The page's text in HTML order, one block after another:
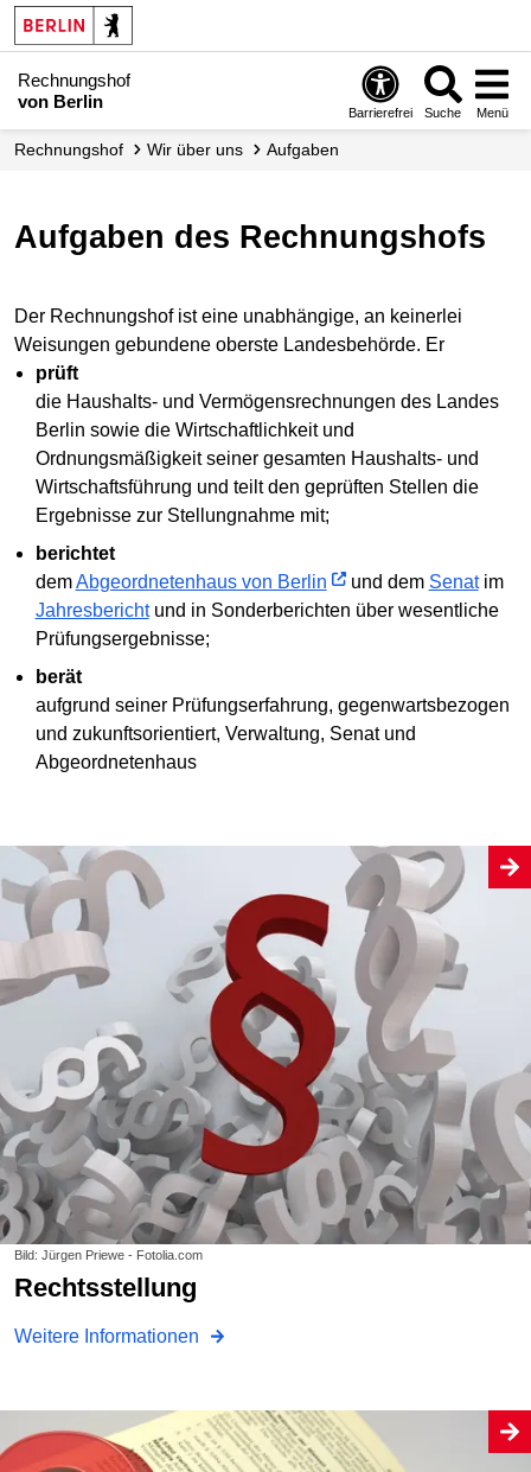
Rechnungshof
von Berlin
Barrierefrei Suche Menü
Rechnungshof Wir über uns Aufgaben
Aufgaben des Rechnungshofs
Der Rechnungshof ist eine unabhängige, an keinerlei
Weisungen gebundene oberste Landesbehörde. Er
prüft
die Haushalts- und Vermögensrechnungen des Landes
Berlin sowie die Wirtschaftlichkeit und
Ordnungsmäßigkeit seiner gesamten Haushalts- und
Wirtschaftsführung und teilt den geprüften Stellen die
Ergebnisse zur Stellungnahme mit;
berichtet
demAbgeordnetenhaus von Berlin und dem Senatim
Jahresberichtund in Sonderberichten über wesentliche
Prüfungsergebnisse;
berät
aufgrund seiner Prüfungserfahrung, gegenwartsbezogen
und zukunftsorientiert, Verwaltung, Senat und
Abgeordnetenhaus
Bild: Jürgen Priewe - Fotolia.com
Rechtsstellung
Weitere Informationen